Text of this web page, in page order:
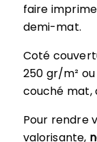
faire
demi-mat.
Coté
250 gr/m²
couché mat,
Pour rendre
valorisante,